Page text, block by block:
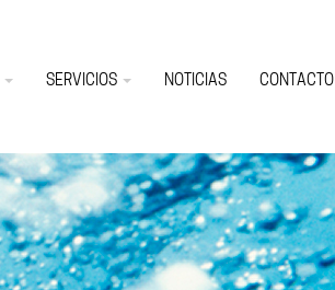
SERVICIOS NOTICIAS CONTACTO